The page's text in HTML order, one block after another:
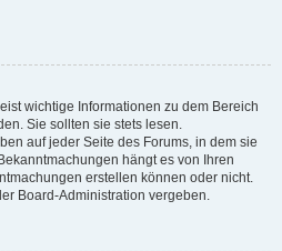
wichtige Informationen zu dem Bereich
Sie sollten sie stets lesen.
auf jeder Seite des Forums, in dem sie
hängt es von Ihren
erstellen können oder nicht.
Board-Administration vergeben.